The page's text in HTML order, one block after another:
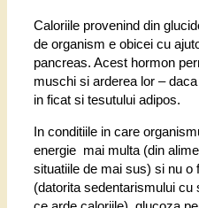
Caloriile provenind din
de organism e obicei cu
pancreas. Acest hormon
muschi si arderea lor –
in ficat si tesutului adipos.
In conditiile in care
energie mai multa (din
situatiile de mai sus) si nu o
(datorita sedentarismului